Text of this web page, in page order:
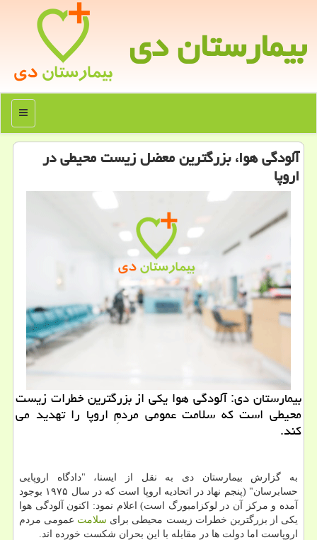
بیمارستان دی
منو
آلودگی هوا، بزرگترین معضل زیست محیطی در
اروپا
بیمارستان دی: آلودگی هوا یكی از بزرگترین خطرات زیست
محیطی است كه سلامت عمومی مردمِ اروپا را تهدید می
كند.
به گزارش بیمارستان دی به نقل از ایسنا، "دادگاه اروپایی
حسابرسان" (پنجم نهاد در اتحادیه اروپا است كه در سال ۱۹۷۵ بوجود
آمده و مركز آن در لوكزامبورگ است) اعلام نمود: اكنون آلودگی هوا
یكی از بزرگترین خطرات زیست محیطی برای سلامت عمومی مردم
اروپاست اما دولت ها در مقابله با این بحران شكست خورده اند.